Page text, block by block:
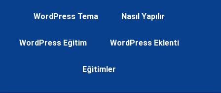
WordPress Tema Nasıl Yapılır
WordPress Eğitim WordPress Eklenti
Eğitimler